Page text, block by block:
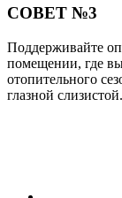
СОВЕТ №3
Поддерживайте
помещении, где
отопительного
глазной слизистой.